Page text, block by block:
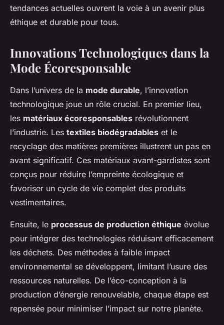
tendances actuelles ouvrent la voie à un avenir plus
éthique et durable pour tous.
Innovations Technologiques dans la
Mode Écoresponsable
Dans l’univers de la mode durable, l’innovation
technologique joue un rôle crucial. En premier lieu,
les matériaux écoresponsables révolutionnent
l’industrie. Les textiles biodégradables et le
recyclage des matières premières illustrent un pas en
avant significatif. Ces matériaux avant-gardistes sont
conçus pour réduire l’empreinte écologique et
favoriser un cycle de vie complet des produits
vestimentaires.
Ensuite, le processus de production éthique évolue
pour intégrer des technologies réduisant efficacement
les déchets. Des méthodes à faible impact
environnemental se développent, limitant l’usure des
ressources naturelles. De l’éco-conception à la
production d’énergie renouvelable, chaque étape est
repensée pour minimiser l’impact sur notre planète.